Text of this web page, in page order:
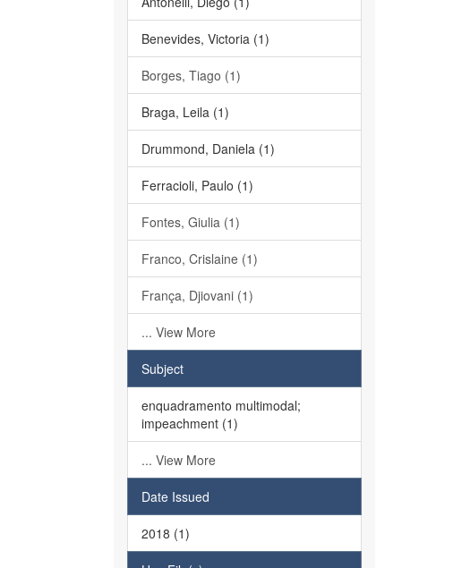
Benevides, Victoria (1)
Borges, Tiago (1)
Braga, Leila (1)
Drummond, Daniela (1)
Ferracioli, Paulo (1)
Fontes, Giulia (1)
Franco, Crislaine (1)
França, Djiovani (1)
... View More
Subject
enquadramento multimodal;
impeachment (1)
... View More
Date Issued
2018 (1)